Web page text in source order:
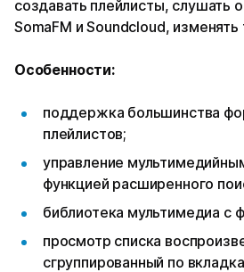
создавать плейлисты, слушать
SomaFM и Soundcloud, изменять
Особенности:
поддержка большинства
плейлистов;
управление
функцией расширенного
библиотека мультимедиа с
просмотр списка
сгруппированный по